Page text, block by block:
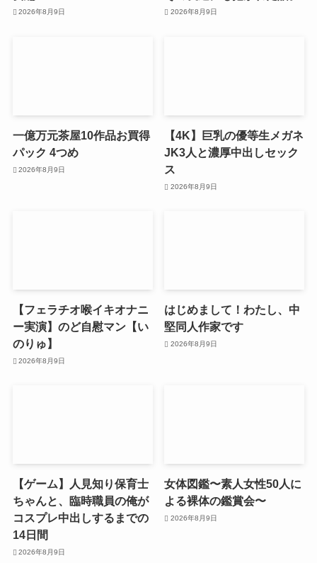
2026年8月9日 2026年8月9日
一億万元茶屋10作品お買得
パック 4つめ
2026年8月9日
【4K】巨乳の優等生メガネ
JK3人と濃厚中出しセック
ス
2026年8月9日
【フェラチオ喉イキオナニ
ー実演】のど自慰マン【い
のりゅ】
2026年8月9日
はじめまして！わたし、中
堅同人作家です
2026年8月9日
【ゲーム】人見知り保育士
ちゃんと、臨時職員の俺が
コスプレ中出しするまでの
14日間
2026年8月9日
女体図鑑〜素人女性50人に
よる裸体の鑑賞会〜
2026年8月9日